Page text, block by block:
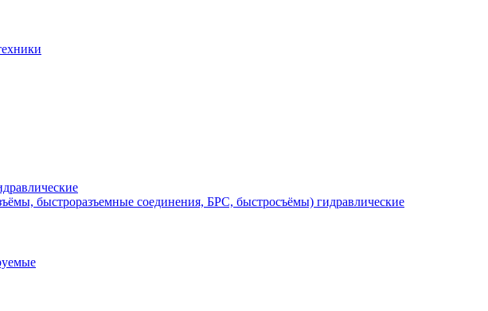
быстроразъемные соединения, БРС, быстросъёмы) гидравлические